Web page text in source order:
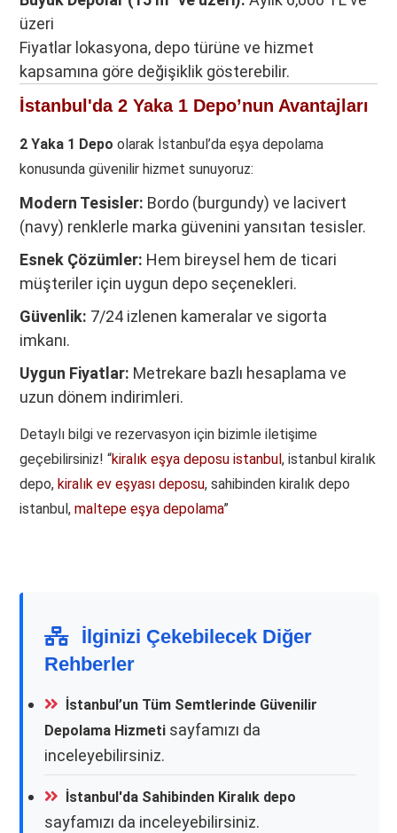
üzeri
Fiyatlar lokasyona, depo türüne ve hizmet
kapsamına göre değişiklik gösterebilir.
İstanbul'da 2 Yaka 1 Depo’nun Avantajları
2 Yaka 1 Depo olarak İstanbul’da eşya depolama
konusunda güvenilir hizmet sunuyoruz:
Modern Tesisler: Bordo (burgundy) ve lacivert
(navy) renklerle marka güvenini yansıtan tesisler.
Esnek Çözümler: Hem bireysel hem de ticari
müşteriler için uygun depo seçenekleri.
Güvenlik: 7/24 izlenen kameralar ve sigorta
imkanı.
Uygun Fiyatlar: Metrekare bazlı hesaplama ve
uzun dönem indirimleri.
Detaylı bilgi ve rezervasyon için bizimle iletişime
geçebilirsiniz! kiralık eşya deposu istanbul, istanbul kiralık
depo, kiralık ev eşyası deposu, sahibinden kiralık depo
istanbul, maltepe eşya depolama
İlginizi Çekebilecek Diğer
Rehberler
İstanbul’un Tüm Semtlerinde Güvenilir
Depolama Hizmeti sayfamızı da
inceleyebilirsiniz.
İstanbul'da Sahibinden Kiralık depo
sayfamızı da inceleyebilirsiniz.